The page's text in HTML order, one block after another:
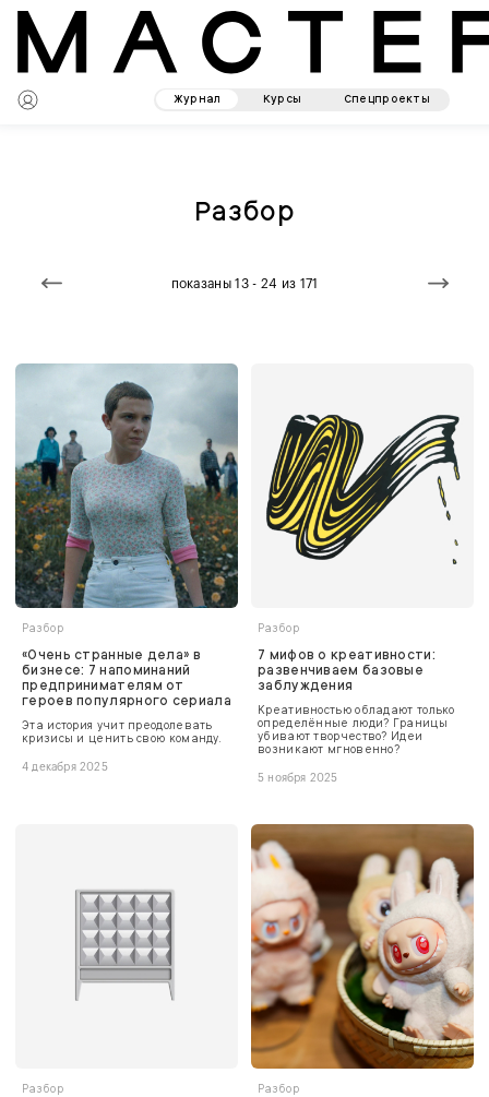
Журнал Курсы Спецпроекты
Разбор
показаны 13 - 24 из 171
Разбор
«Очень странные дела» в
бизнесе: 7 напоминаний
предпринимателям от
героев популярного сериала
Эта история учит преодолевать
кризисы и ценить свою команду.
4 декабря 2025
Разбор
7 мифов о креативности:
развенчиваем базовые
заблуждения
Креативностью обладают только
определённые люди? Границы
убивают творчество? Идеи
возникают мгновенно?
5 ноября 2025
Разбор Разбор